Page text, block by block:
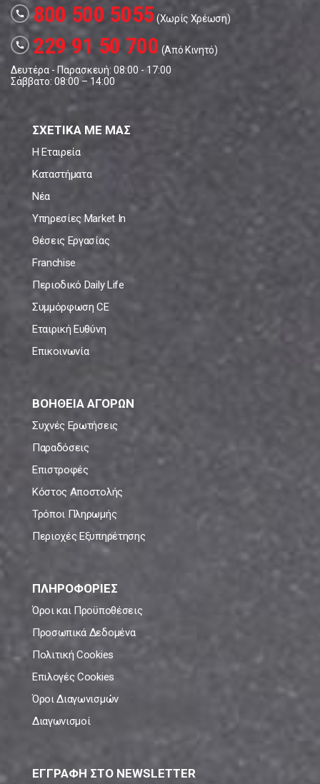
call 800 500 5055(Χωρίς Χρέωση)
call 229 91 50 700 (Από Κινητό)
Δευτέρα - Παρασκευή: 08:00 - 17:00
Σάββατο: 08:00 – 14:00
ΣΧΕΤΙΚΑ ΜΕ ΜΑΣ
Η Εταιρεία
Καταστήματα
Νέα
Υπηρεσίες Market In
Θέσεις Εργασίας
Franchise
Περιοδικό Daily Life
Συμμόρφωση CE
Εταιρική Ευθύνη
Επικοινωνία
ΒΟΗΘΕΙΑ ΑΓΟΡΩΝ
Συχνές Ερωτήσεις
Παραδόσεις
Επιστροφές
Κόστος Αποστολής
Τρόποι Πληρωμής
Περιοχές Εξυπηρέτησης
ΠΛΗΡΟΦΟΡΙΕΣ
Όροι και Προϋποθέσεις
Προσωπικά Δεδομένα
Πολιτική Cookies
Επιλογές Cookies
Όροι Διαγωνισμών
Διαγωνισμοί
ΕΓΓΡΑΦΗ ΣΤΟ NEWSLETTER